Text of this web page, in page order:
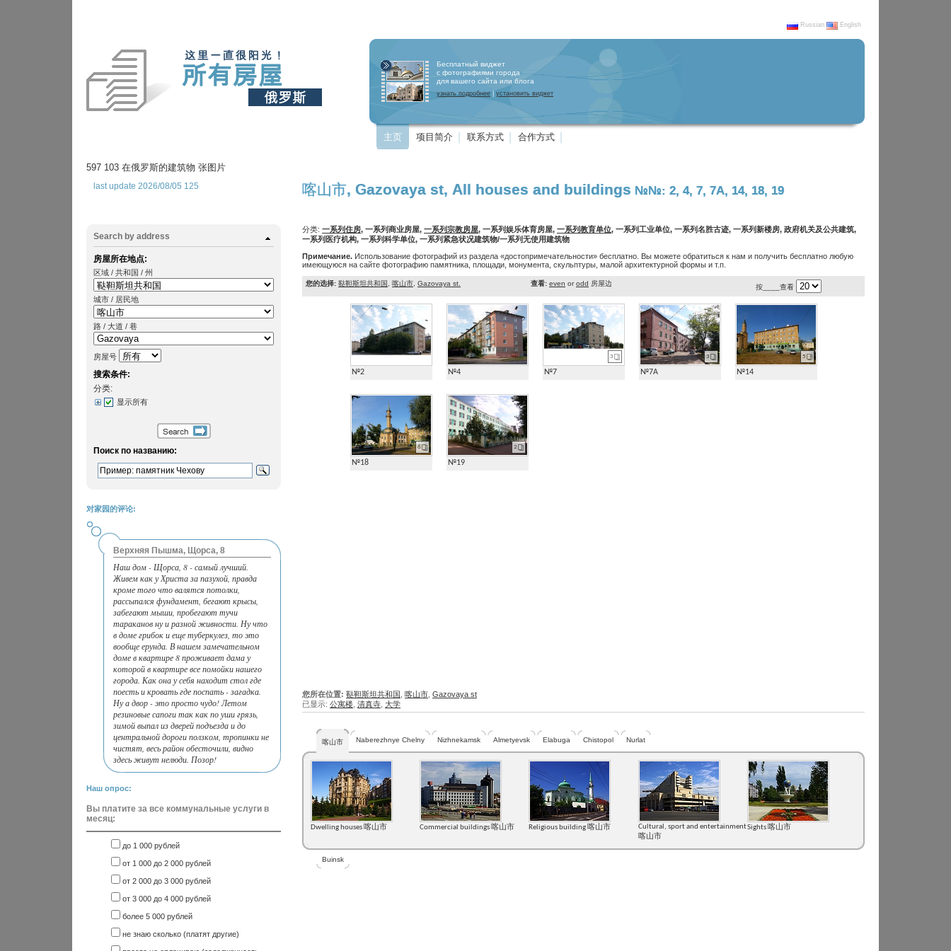
Russian English
Бесплатный виджет
с фотографиями города
для вашего сайта или блога
узнать подробнее установить виджет
主页 项目简介 联系方式 合作方式
597 103 在俄罗斯的建筑物 张图片
last update 2026/08/05 125
Search by address
房屋所在地点:
区域 / 共和国 / 州
城市 / 居民地
路 / 大道 / 巷
房屋号
搜索条件:
分类:
显示所有
Поиск по названию:
对家园的评论:
Верхняя Пышма, Щорса, 8
Наш дом - Щорса, 8 - самый лучший.
Живем как у Христа за пазухой, правда
кроме того что валятся потолки,
рассыпался фундамент, бегают крысы,
забегают мыши, пробегают тучи
тараканов ну и разной живности. Ну что
в доме грибок и еще туберкулез, то это
вообще ерунда. В нашем замечательном
доме в квартире 8 проживает дама у
которой в квартире все помойки нашего
города. Как она у себя находит стол где
поесть и кровать где поспать - загадка.
Ну а двор - это просто чудо! Летом
резиновые сапоги так как по уши грязь,
зимой выпал из дверей подъезда и до
центральной дороги ползком, тропинки не
чистят, весь район обесточили, видно
здесь живут нелюди. Позор!
Наш опрос:
Вы платите за все коммунальные услуги в
месяц:
до 1 000 рублей
от 1 000 до 2 000 рублей
от 2 000 до 3 000 рублей
от 3 000 до 4 000 рублей
более 5 000 рублей
не знаю сколько (платят другие)
喀山市, Gazovaya st, All houses and buildings №№: 2, 4, 7, 7А, 14, 18, 19
分类: 一系列住房, 一系列商业房屋, 一系列宗教房屋, 一系列娱乐体育房屋, 一系列教育单位, 一系列工业单位, 一系列名胜古迹, 一系列新楼房, 政府机关及公共建筑,
一系列医疗机构, 一系列科学单位, 一系列紧急状况建筑物/一系列无使用建筑物
Примечание. Использование фотографий из раздела «достопримечательности» бесплатно. Вы можете обратиться к нам и получить бесплатно любую
имеющуюся на сайте фотографию памятника, площади, монумента, скульптуры, малой архитектурной формы и т.п.
您的选择: 鞑靼斯坦共和国 喀山市 Gazovaya st. 查看: even orodd 房屋边 按____查看
№2 №4 №7
3
№7А
3
№14
5
№18
6
№19
2
您所在位置: 鞑靼斯坦共和国 喀山市 Gazovaya st
已显示: 公寓楼 清真寺 大学
喀山市 Naberezhnye Chelny Nizhnekamsk Almetyevsk Elabuga Chistopol Nurlat
Dwelling houses 喀山市 Commercial buildings 喀山市 Religious building 喀山市
Cultural, sport and entertainment
喀山市
Sights 喀山市
Buinsk